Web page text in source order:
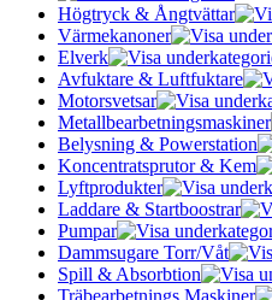
Högtryck & Ångtvättar
Värmekanoner
Elverk
Avfuktare & Luftfuktare
Motorsvetsar
Metallbearbetningsmaskiner
Belysning & Powerstation
Koncentratsprutor & Kem
Lyftprodukter
Laddare & Startboostrar
Pumpar
Dammsugare Torr/Våt
Spill & Absorbtion
Träbearbetnings Maskiner